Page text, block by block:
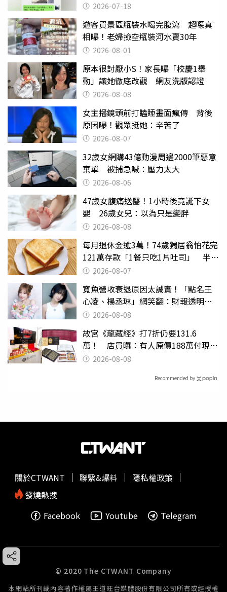
2026-07-18
遊客買景區瓶裝水喝完腹瀉 超噁真
相曝！老婦撿空瓶裝河水賣30年
2026-08-01
原本很討厭小S！家長曝「校慶1舉
動」讓她徹底改觀 網友洗版認證
2026-08-08
女主播鏡頭前打瞌睡畫面瘋傳 背後
原因曝！觀眾挺她：辛苦了
2026-08-07
32歲女網購43億動漫周邊2000筆惡意
棄單 被捕急喊：壓力太大
2026-08-06
47歲女腹痛送醫！1小時後竟誕下女
嬰 26歲女兒：以為只是變胖
2026-08-08
每月退休金逾3萬！74歲獨居翁怕花完
121萬存款「1餐只吃1片吐司」 半年
後暴瘦嚇壞女兒
2026-08-07
寬魚營收衰退原因太誠實！「點名王
心凌、楊丞琳」網笑翻：財報透明度
滿分2026-08-08
故宮《龍藏經》打7折仍要131.6
萬！ 店員曝：有人原價188萬付現購
買 2026-08-08
Recommended by
關於CTWANT 聯繫&爆料
隱私權政策
發燒熱搜
Facebook
Youtube Telegram
© 2020 The CTWANT Company
本網站所刊載內容著作權屬王道旺台媒體股份有限公司所有或經授權